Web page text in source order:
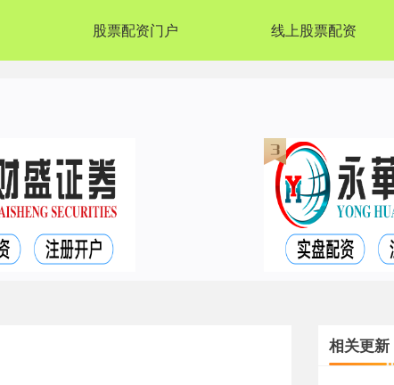
股票配资门户 线上股票配资
相关更新